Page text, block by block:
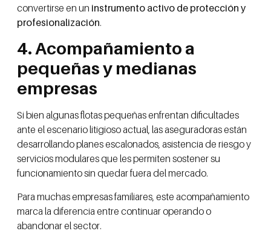
convertirse en un instrumento activo de protección y
profesionalización.
4. Acompañamiento a
pequeñas y medianas
empresas
Si bien algunas flotas pequeñas enfrentan dificultades
ante el escenario litigioso actual, las aseguradoras están
desarrollando planes escalonados, asistencia de riesgo y
servicios modulares que les permiten sostener su
funcionamiento sin quedar fuera del mercado.
Para muchas empresas familiares, este acompañamiento
marca la diferencia entre continuar operando o
abandonar el sector.